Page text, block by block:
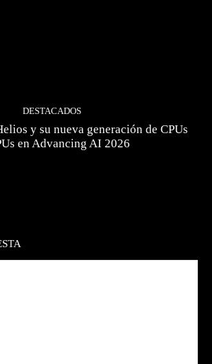
DESTACADOS
y su nueva generación de CPUs
en Advancing AI 2026